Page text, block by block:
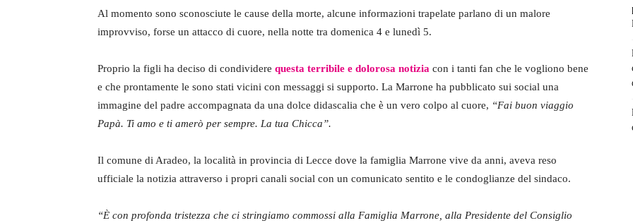
Al momento sono sconosciute le cause della morte, alcune informazioni trapelate parlano di un malore
improvviso, forse un attacco di cuore, nella notte tra domenica 4 e lunedì 5.
Proprio la figli ha deciso di condividere questa terribile e dolorosa notizia con i tanti fan che le vogliono bene
e che prontamente le sono stati vicini con messaggi si supporto. La Marrone ha pubblicato sui social una
immagine del padre accompagnata da una dolce didascalia che è un vero colpo al cuore, “Fai buon viaggio
Papà. Ti amo e ti amerò per sempre. La tua Chicca”.
Il comune di Aradeo, la località in provincia di Lecce dove la famiglia Marrone vive da anni, aveva reso
ufficiale la notizia attraverso i propri canali social con un comunicato sentito e le condoglianze del sindaco.
“È con profonda tristezza che ci stringiamo commossi alla Famiglia Marrone, alla Presidente del Consiglio